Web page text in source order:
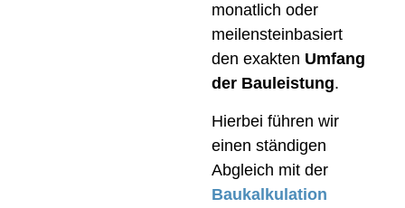
monatlich oder
meilensteinbasiert
den exakten Umfang
der Bauleistung.
Hierbei führen wir
einen ständigen
Abgleich mit der
Baukalkulation